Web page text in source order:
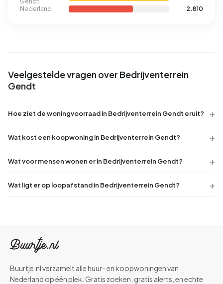
Nederland
2.810
Veelgestelde vragen over Bedrijventerrein
Gendt
Hoe ziet de woningvoorraad in Bedrijventerrein Gendt eruit?
Wat kost een koopwoning in Bedrijventerrein Gendt?
Wat voor mensen wonen er in Bedrijventerrein Gendt?
Wat ligt er op loopafstand in Bedrijventerrein Gendt?
Buurtje.nl verzamelt alle huur- en koopwoningen van
Nederland op één plek. Gratis zoeken, gratis alerts, en echte